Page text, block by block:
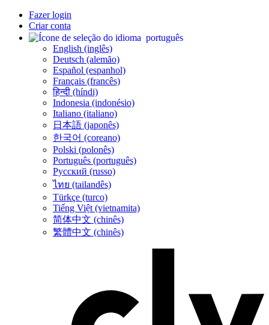
Fazer login
Criar conta
português
English (inglês)
Deutsch (alemão)
Español (espanhol)
Français (francês)
हिन्दी (híndi)
Indonesia (indonésio)
Italiano (italiano)
日本語 (japonês)
한국어 (coreano)
Polski (polonês)
Português (português)
Русский (russo)
ไทย (tailandês)
Türkçe (turco)
Tiếng Việt (vietnamita)
简体中文 (chinês)
繁體中文 (chinês)